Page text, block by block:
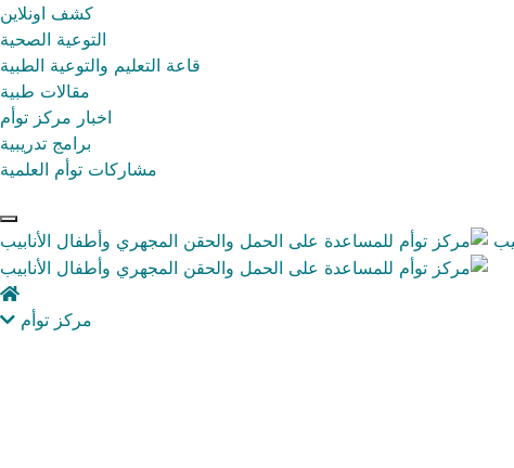
كشف اونلاين
التوعية الصحية
قاعة التعليم والتوعية الطبية
مقالات طبية
اخبار مركز توأم
برامج تدريبية
مشاركات توأم العلمية
مركز توأم